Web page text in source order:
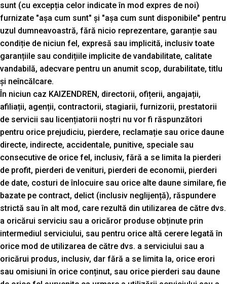
sunt (cu excepția celor indicate în mod expres de noi)
furnizate "așa cum sunt" și "așa cum sunt disponibile" pentru
uzul dumneavoastră, fără nicio reprezentare, garanție sau
condiție de niciun fel, expresă sau implicită, inclusiv toate
garanțiile sau condițiile implicite de vandabilitate, calitate
vandabilă, adecvare pentru un anumit scop, durabilitate, titlu
și neîncălcare.
În niciun caz KAIZENDREN, directorii, ofițerii, angajații,
afiliații, agenții, contractorii, stagiarii, furnizorii, prestatorii
de servicii sau licențiatorii noștri nu vor fi răspunzători
pentru orice prejudiciu, pierdere, reclamație sau orice daune
directe, indirecte, accidentale, punitive, speciale sau
consecutive de orice fel, inclusiv, fără a se limita la pierderi
de profit, pierderi de venituri, pierderi de economii, pierderi
de date, costuri de înlocuire sau orice alte daune similare, fie
bazate pe contract, delict (inclusiv neglijență), răspundere
strictă sau în alt mod, care rezultă din utilizarea de către dvs.
a oricărui serviciu sau a oricăror produse obținute prin
intermediul serviciului, sau pentru orice altă cerere legată în
orice mod de utilizarea de către dvs. a serviciului sau a
oricărui produs, inclusiv, dar fără a se limita la, orice erori
sau omisiuni în orice conținut, sau orice pierderi sau daune